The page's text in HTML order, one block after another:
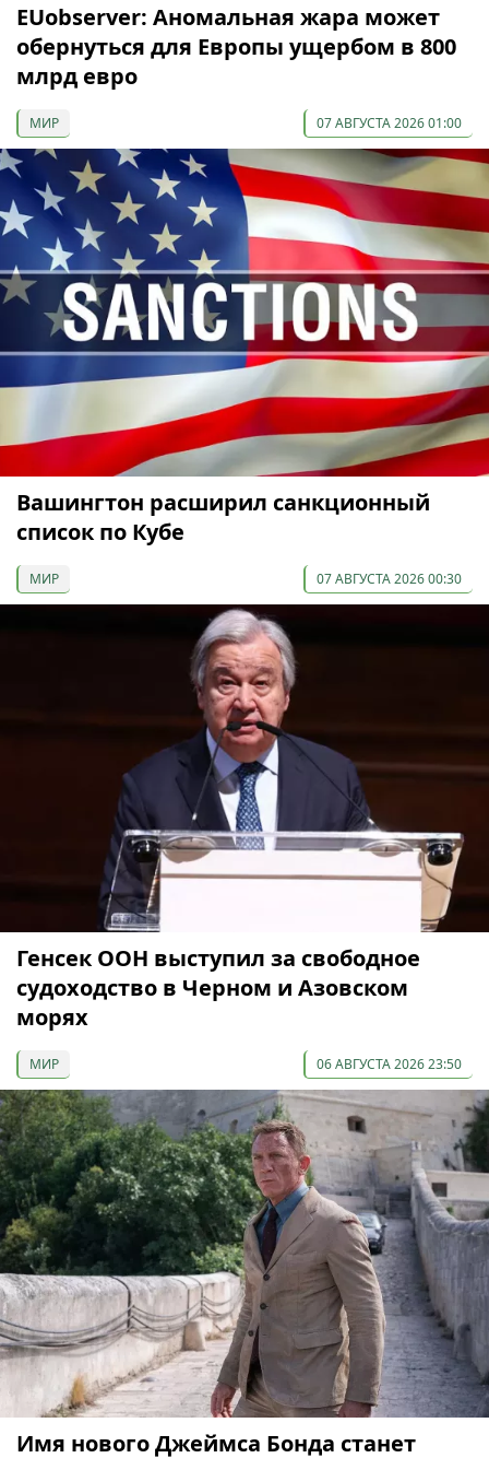
EUobserver: Аномальная жара может
обернуться для Европы ущербом в 800
млрд евро
МИР 07 АВГУСТА 2026 01:00
Вашингтон расширил санкционный
список по Кубе
МИР 07 АВГУСТА 2026 00:30
Генсек ООН выступил за свободное
судоходство в Черном и Азовском
морях
МИР 06 АВГУСТА 2026 23:50
Имя нового Джеймса Бонда станет